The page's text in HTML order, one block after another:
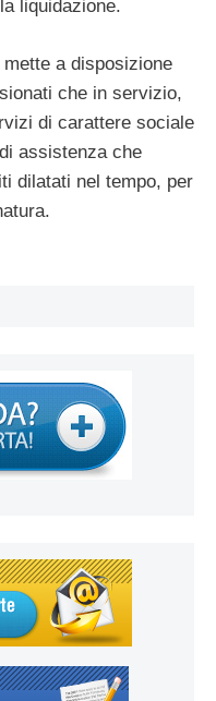
liquidazione.
a disposizione
che in servizio,
di carattere sociale
assistenza che
dilatati nel tempo, per